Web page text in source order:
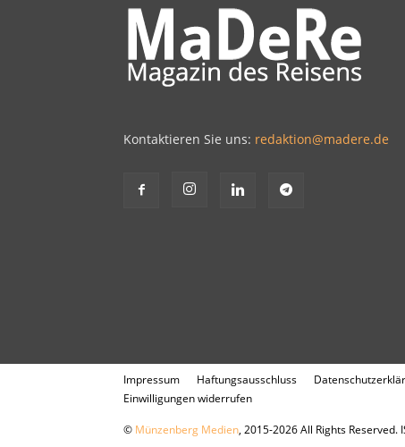
Kontaktieren Sie uns: redaktion@madere.de
Impressum Haftungsausschluss
Einwilligungen widerrufen
© Münzenberg Medien, 2015-2026 All Rights Reserved.